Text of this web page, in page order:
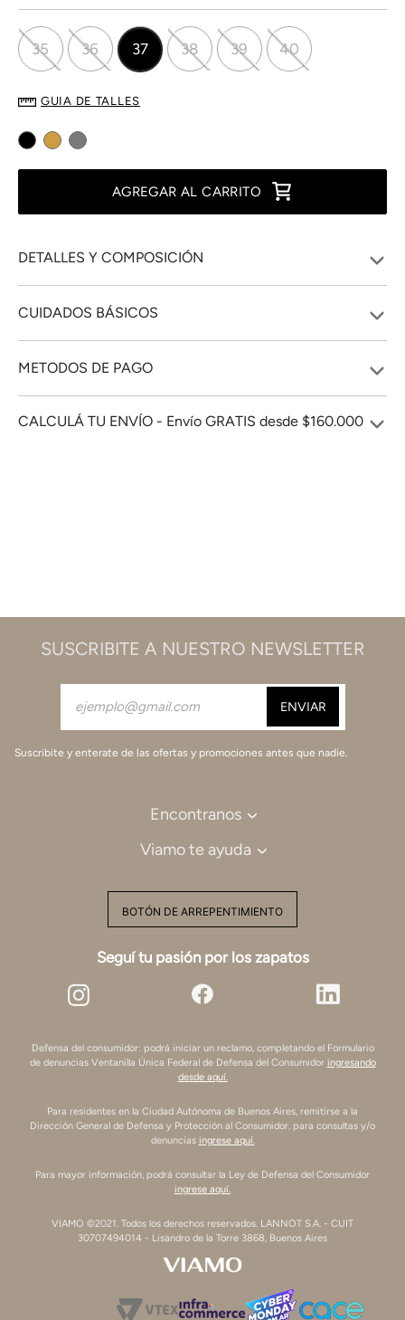
35 36 37 38 39 40
GUIA DE TALLES
AGREGAR AL CARRITO
DETALLES Y COMPOSICIÓN
CUIDADOS BÁSICOS
METODOS DE PAGO
CALCULÁ TU ENVÍO - Envío GRATIS desde $160.000
SUSCRIBITE A NUESTRO NEWSLETTER
Suscribite y enterate de las ofertas y promociones antes que nadie.
Encontranos
Viamo te ayuda
BOTÓN DE ARREPENTIMIENTO
Seguí tu pasión por los zapatos
Defensa del consumidor: podrá iniciar un reclamo, completando el Formulario
de denuncias Ventanilla Única Federal de Defensa del Consumidor ingresando
desde aquí.
Para residentes en la Ciudad Autónoma de Buenos Aires, remitirse a la
Dirección General de Defensa y Protección al Consumidor, para consultas y/o
denuncias ingrese aquí.
Para mayor información, podrá consultar la Ley de Defensa del Consumidor
ingrese aquí.
VIAMO ©2021. Todos los derechos reservados. LANNOT S.A. - CUIT
30707494014 - Lisandro de la Torre 3868, Buenos Aires